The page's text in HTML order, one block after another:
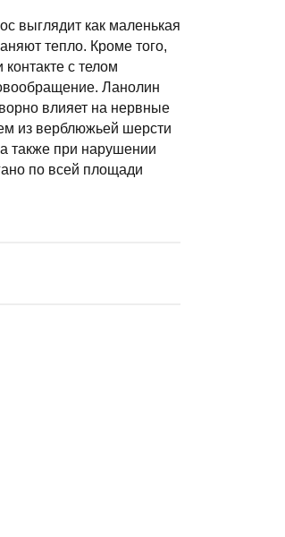
выглядит как маленькая
тепло. Кроме того,
с телом
Ланолин
влияет на нервные
из верблюжьей шерсти
также при нарушении
по всей площади